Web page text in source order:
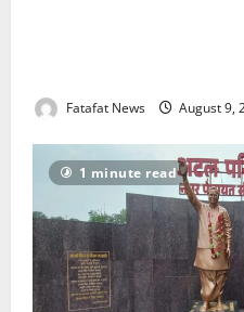
Fatafat News August 9,
1 minute read